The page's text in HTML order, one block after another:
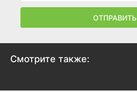
ОТПРАВИТЬ
Смотрите также: